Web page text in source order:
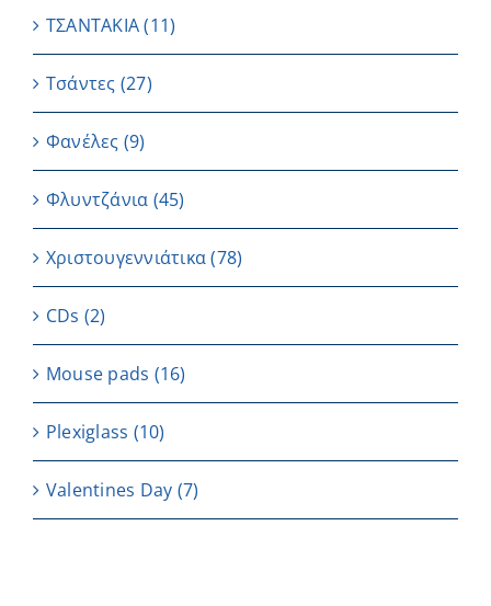
ΤΣΑΝΤΑΚΙΑ (11)
Τσάντες (27)
Φανέλες (9)
Φλυντζάνια (45)
Χριστουγεννιάτικα(78)
CDs (2)
Μouse pads (16)
Plexiglass (10)
Valentines Day (7)